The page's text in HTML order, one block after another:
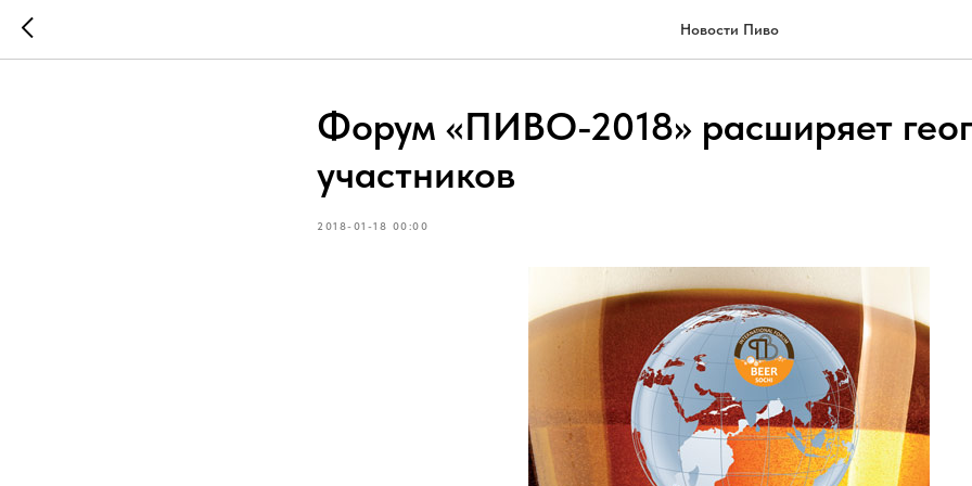
Новости Пиво
Форум «ПИВО-2018» расширяет
участников
2018-01-18 00:00